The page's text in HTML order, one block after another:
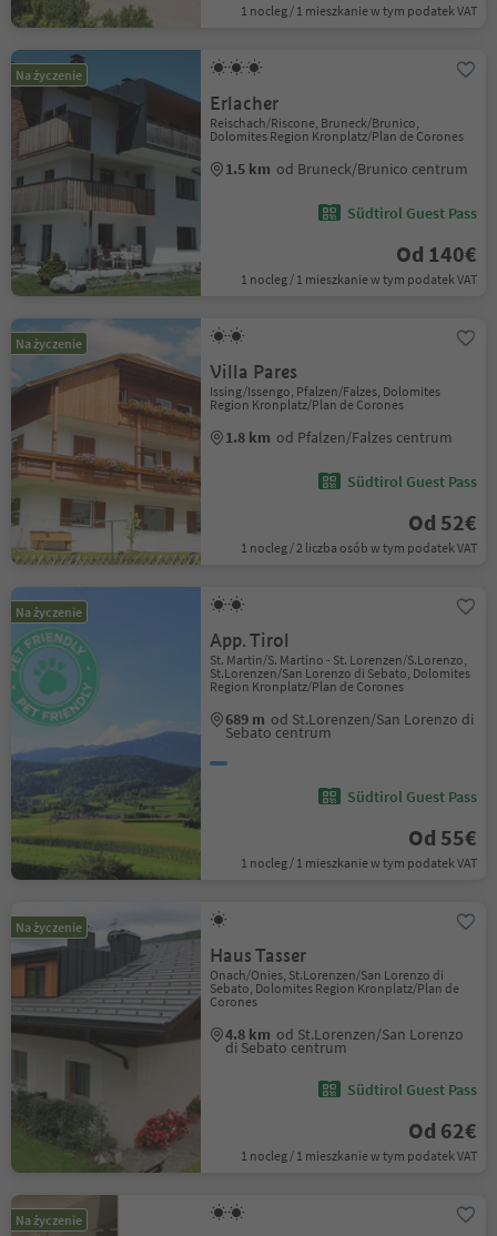
1 nocleg / 1 mieszkanie w tym podatek VAT
Na życzenie
Erlacher
Reischach/Riscone, Bruneck/Brunico,
Dolomites Region Kronplatz/Plan de Corones
1.5 km od Bruneck/Brunico centrum
Südtirol Guest Pass
Od 140€
1 nocleg / 1 mieszkanie w tym podatek VAT
Na życzenie
Villa Pares
Issing/Issengo, Pfalzen/Falzes, Dolomites
Region Kronplatz/Plan de Corones
1.8 km od Pfalzen/Falzes centrum
Südtirol Guest Pass
Od 52€
1 nocleg / 2 liczba osób w tym podatek VAT
Na życzenie
App. Tirol
St. Martin/S. Martino - St. Lorenzen/S.Lorenzo,
St.Lorenzen/San Lorenzo di Sebato, Dolomites
Region Kronplatz/Plan de Corones
689 m od St.Lorenzen/San Lorenzo di
Sebato centrum
Südtirol Guest Pass
Od 55€
1 nocleg / 1 mieszkanie w tym podatek VAT
Na życzenie
Haus Tasser
Onach/Onies, St.Lorenzen/San Lorenzo di
Sebato, Dolomites Region Kronplatz/Plan de
Corones
4.8 km od St.Lorenzen/San Lorenzo
di Sebato centrum
Südtirol Guest Pass
Od 62€
1 nocleg / 1 mieszkanie w tym podatek VAT
Na życzenie